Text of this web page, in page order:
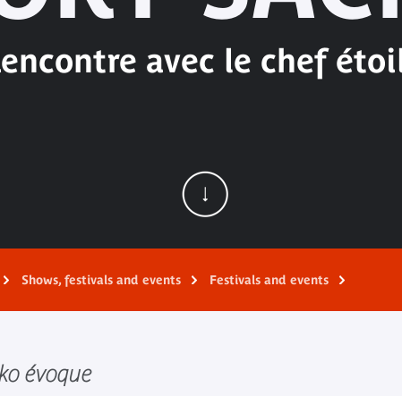
avec le chef
Shows, festivals and events Festivals and events
évoque